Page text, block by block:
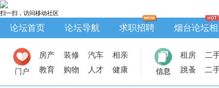
扫一扫，访问移动社区
论坛首页 论坛导航 求职招聘 烟台论坛
门户
房产 装修 汽车
相亲
教育
购物 人才 健康 信息
租房
二
跳蚤
二